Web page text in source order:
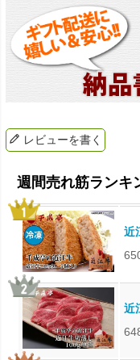
レビューを書く
近
近